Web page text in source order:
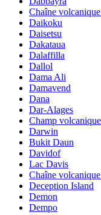
Chaîne
Daikoku
Daisetsu
Dakataua
Dalaffilla
Dallol
Dama Ali
Damavend
Dana
Dar-Alages
Champ
Darwin
Bukit Daun
Davidof
Lac Davis
Chaîne
Deception Island
Demon
Dempo